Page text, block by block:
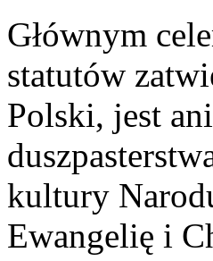
Głównym
statutów
Polski, jest
kultury
Ewangelię i